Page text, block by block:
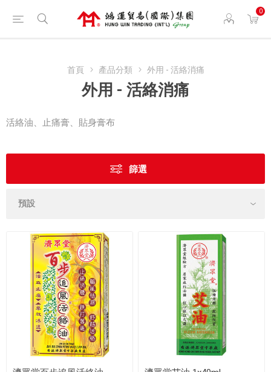
0
首頁 產品分類 外用 - 活絡消痛
外用 - 活絡消痛
活絡油、止痛膏、貼身膏布
篩選